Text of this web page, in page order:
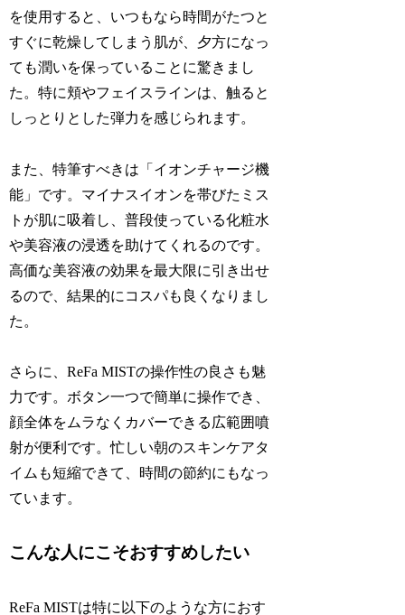
を使用すると、いつもなら時間がたつと
すぐに乾燥してしまう肌が、夕方になっ
ても潤いを保っていることに驚きまし
た。特に頬やフェイスラインは、触ると
しっとりとした弾力を感じられます。
また、特筆すべきは「イオンチャージ機
能」です。マイナスイオンを帯びたミス
トが肌に吸着し、普段使っている化粧水
や美容液の浸透を助けてくれるのです。
高価な美容液の効果を最大限に引き出せ
るので、結果的にコスパも良くなりまし
た。
さらに、ReFa MISTの操作性の良さも魅
力です。ボタン一つで簡単に操作でき、
顔全体をムラなくカバーできる広範囲噴
射が便利です。忙しい朝のスキンケアタ
イムも短縮できて、時間の節約にもなっ
ています。
こんな人にこそおすすめしたい
ReFa MISTは特に以下のような方におす